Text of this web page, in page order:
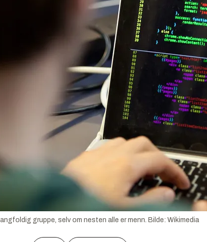
gruppe, selv om nesten alle er menn. Bilde: Wikimedia